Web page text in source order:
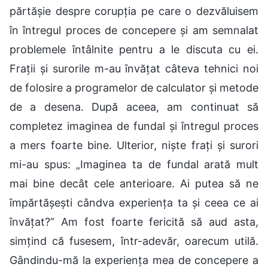
părtășie despre corupția pe care o dezvăluisem
în întregul proces de concepere și am semnalat
problemele întâlnite pentru a le discuta cu ei.
Frații și surorile m-au învățat câteva tehnici noi
de folosire a programelor de calculator și metode
de a desena. După aceea, am continuat să
completez imaginea de fundal și întregul proces
a mers foarte bine. Ulterior, niște frați și surori
mi-au spus: „Imaginea ta de fundal arată mult
mai bine decât cele anterioare. Ai putea să ne
împărtășești cândva experiența ta și ceea ce ai
învățat?” Am fost foarte fericită să aud asta,
simțind că fusesem, într-adevăr, oarecum utilă.
Gândindu-mă la experiența mea de concepere a